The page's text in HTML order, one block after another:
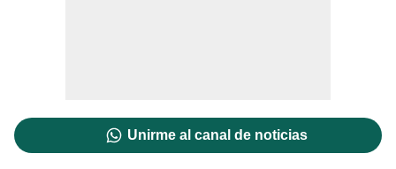
Unirme al canal de noticias